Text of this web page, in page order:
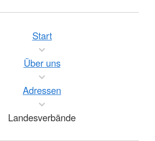
Start
Über uns
Adressen
Landesverbände